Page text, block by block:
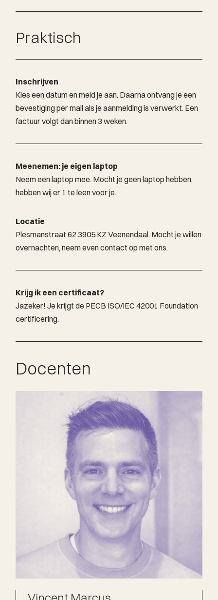
Praktisch
Inschrijven
Kies een datum en meld je aan. Daarna ontvang je een
bevestiging per mail als je aanmelding is verwerkt. Een
factuur volgt dan binnen 3 weken.
Meenemen: je eigen laptop
Neem een laptop mee. Mocht je geen laptop hebben,
hebben wij er 1 te leen voor je.
Locatie
Plesmanstraat 62 3905 KZ Veenendaal. Mocht je willen
overnachten, neem even contact op met ons.
Krijg ik een certificaat?
Jazeker! Je krijgt de PECB ISO/IEC 42001 Foundation
certificering.
Docenten